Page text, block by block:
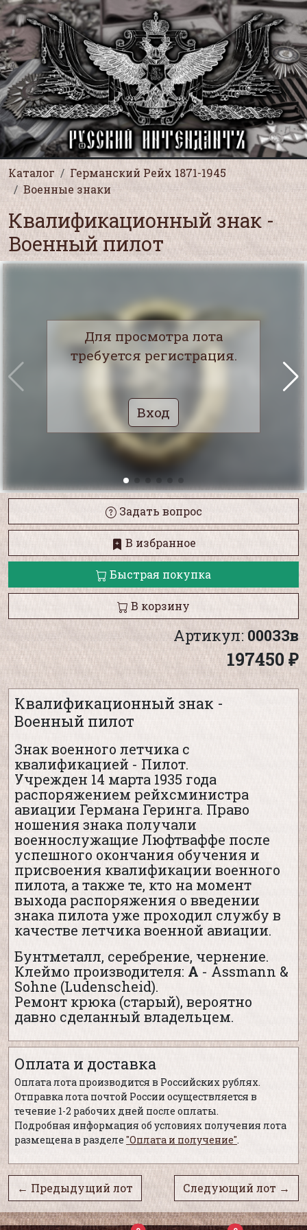
Каталог
Германский Рейх 1871-1945
Военные знаки
Квалификационный знак -
Военный пилот
Для просмотра лота
требуется регистрация.
Вход
Задать вопрос
В избранное
Быстрая покупка
В корзину
Артикул:00033в
197450 ₽
Квалификационный знак -
Военный пилот
Знак военного летчика с
квалификацией - Пилот.
Учрежден 14 марта 1935 года
распоряжением рейхсминистра
авиации Германа Геринга. Право
ношения знака получали
военнослужащие Люфтваффе после
успешного окончания обучения и
присвоения квалификации военного
пилота, а также те, кто на момент
выхода распоряжения о введении
знака пилота уже проходил службу в
качестве летчика военной авиации.
Бунтметалл, серебрение, чернение.
Клеймо производителя: А - Assmann &
Sohne (Ludenscheid).
Ремонт крюка (старый), вероятно
давно сделанный владельцем.
Оплата и доставка
Оплата лота производится в Российских рублях.
Отправка лота почтой России осуществляется в
течение 1-2 рабочих дней после оплаты.
Подробная информация об условиях получения лота
размещена в разделе "Оплата и получение".
← Предыдущий лот Следующий лот →